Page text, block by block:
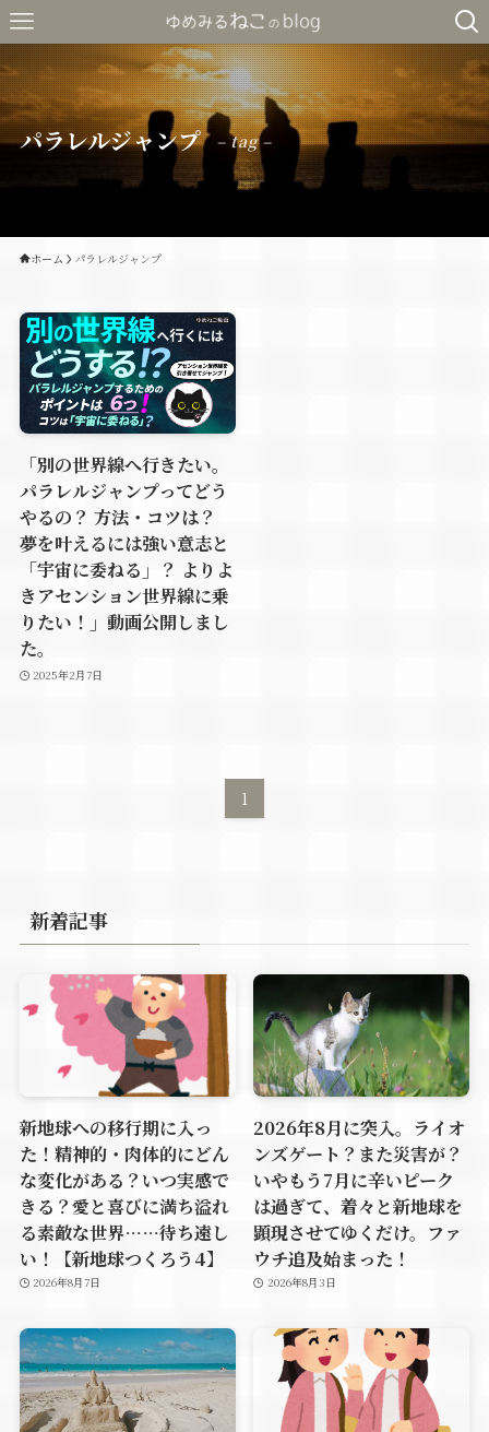
パラレルジャンプ – tag –
ホーム パラレルジャンプ
「別の世界線へ行きたい。
パラレルジャンプってどう
やるの？ 方法・コツは？
夢を叶えるには強い意志と
「宇宙に委ねる」？ よりよ
きアセンション世界線に乗
りたい！」動画公開しまし
た。
2025年2月7日
1
新着記事
新地球への移行期に入っ
た！精神的・肉体的にどん
な変化がある？いつ実感で
きる？愛と喜びに満ち溢れ
る素敵な世界……待ち遠し
い！【新地球つくろう4】
2026年8月7日
2026年8月に突入。ライオ
ンズゲート？また災害が？
いやもう7月に辛いピーク
は過ぎて、着々と新地球を
顕現させてゆくだけ。ファ
ウチ追及始まった！
2026年8月3日